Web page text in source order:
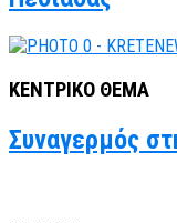
ΚΕΝΤΡΙΚΟ ΘΕΜΑ
Συναγερμός